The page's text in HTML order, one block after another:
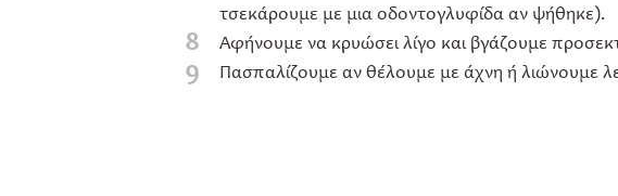
τσεκάρουμε με μια οδοντογλυφίδα αν ψήθηκε).
8 Αφήνουμε να κρυώσει λίγο και βγάζουμε
9 Πασπαλίζουμε αν θέλουμε με άχνη ή λιώνουμε